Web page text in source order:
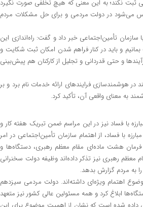
ثبت نکند؛ به این معنی که هیچ تخلفی صورت نگیرد
می‌شود در دولت مردمی و برای حل مشکلات مردم
تأمین‌اجتماعی خبر داد و گفت: راه‌اندازی این
و باید در کنار فراهم شدن امکان ثبت شکایت و
و حتی قدردانی و تجلیل از کارکنان هم پیش‌بینی
هوشمندسازی فرایندهای ارائه خدمات نام برد و بر
به معنای واقعی آن، تأکید کرد.
با فساد نیز در این مراسم ضمن تبریک هفته کار و
با فساد، از اهتمام سازمان تأمین‌اجتماعی در امر
فرمان هشت ماده‌ای مقام معظم رهبری، دستگاه‌ها و
معظم رهبری نیز تذکر داده‌اند وظیفه دولت سخنرانی
به مردم گزارش بدهد.
اهتمام ویژه‌ای داشته‌اند. دولت مردمی سیزدهم
ابلاغ کرد و همه مسئولین عالی کشور نیز متعهد